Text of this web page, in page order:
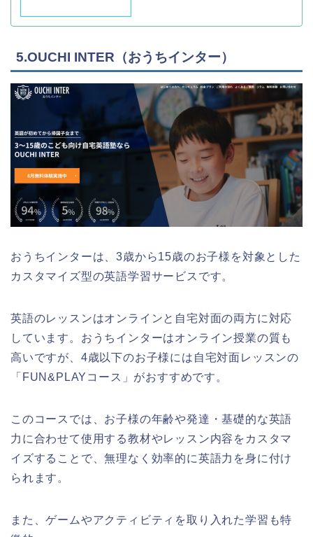
5.OUCHI INTER（おうちインター）
おうちインターは、3歳から15歳のお子様を対象とした
カスタマイズ型の英語学習サービスです。
英語のレッスンはオンラインと自宅対面の両方に対応
しています。おうちインターはオンライン授業の質も
高いですが、4歳以下のお子様には自宅対面レッスンの
「FUN&PLAYコース」がおすすめです。
このコースでは、お子様の年齢や発達・基礎的な英語
力に合わせて使用する教材やレッスン内容をカスタマ
イズすることで、無理なく効率的に英語力を身に付け
られます。
また、ゲームやアクティビティを取り入れた学習も特